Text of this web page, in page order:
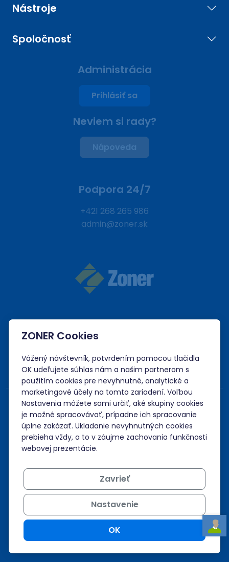
Nástroje
Spoločnosť
Administrácia
Prihlásiť sa
Neviem si rady?
Nápoveda
Podpora 24/7
+421 268 265 986
admin@zoner.sk
Akceptujeme platby kartou, Google/Apple Pay,
ZONER Cookies
Vážený návštevník, potvrdením pomocou tlačidla
OK udeľujete súhlas nám a našim partnerom s
použitím cookies pre nevyhnutné, analytické a
marketingové účely na tomto zariadení. Voľbou
Nastavenia môžete sami určiť, aké skupiny cookies
je možné spracovávať, prípadne ich spracovanie
úplne zakázať. Ukladanie nevyhnutných cookies
prebieha vždy, a to v záujme zachovania funkčnosti
webovej prezentácie.
Zavrieť
Nastavenie
OK